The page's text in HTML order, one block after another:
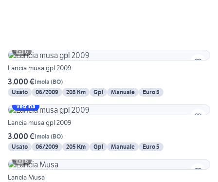
6
Lancia musa gpl 2009
3.000 €Imola (BO)
Usato
06/2009 205 Km Gpl Manuale
Euro 5
Vetrina
Lancia musa gpl 2009
3.000 €Imola (BO)
Usato
06/2009 205 Km Gpl Manuale
Euro 5
6
Lancia Musa